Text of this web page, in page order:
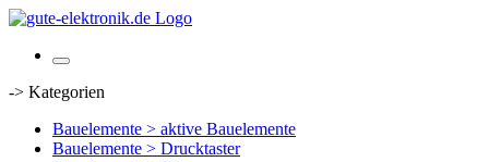
-> Kategorien
Bauelemente > aktive Bauelemente
Bauelemente > Drucktaster